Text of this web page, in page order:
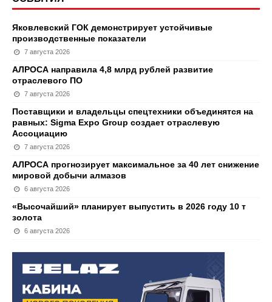
Яковлевский ГОК демонстрирует устойчивые
производственные показатели
7 августа 2026
АЛРОСА направила 4,8 млрд рублей развитие
отраслевого ПО
7 августа 2026
Поставщики и владельцы спецтехники объединятся на
равных: Sigma Expo Group создает отраслевую
Ассоциацию
7 августа 2026
АЛРОСА прогнозирует максимальное за 40 лет снижение
мировой добычи алмазов
6 августа 2026
«Высочайший» планирует выпустить в 2026 году 10 т
золота
6 августа 2026